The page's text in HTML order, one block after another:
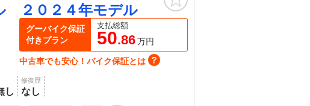
２０２４年モデル
し
修復歴
なし
グーバイク保証
付きプラン
支払総額
50.86万円
中古車でも安心！バイク保証とは